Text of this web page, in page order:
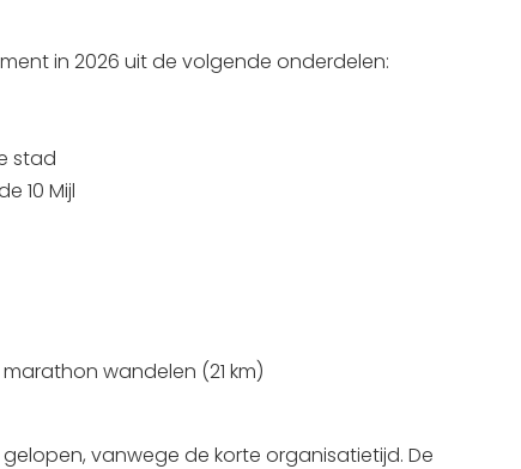
in 2026 uit de volgende onderdelen:
stad
10 Mijl
wandelen (21 km)
vanwege de korte organisatietijd. De